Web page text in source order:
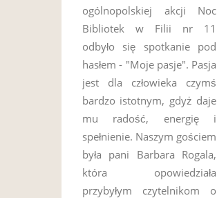
ogólnopolskiej akcji Noc
Bibliotek w Filii nr 11
odbyło się spotkanie pod
hasłem - "Moje pasje". Pasja
jest dla człowieka czymś
bardzo istotnym, gdyż daje
mu radość, energię i
spełnienie. Naszym gościem
była pani Barbara Rogala,
która opowiedziała
przybyłym czytelnikom o